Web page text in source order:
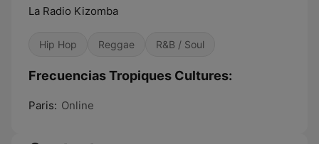
La Radio Kizomba
Hip Hop Reggae R&B / Soul
Frecuencias Tropiques Cultures:
Paris: Online